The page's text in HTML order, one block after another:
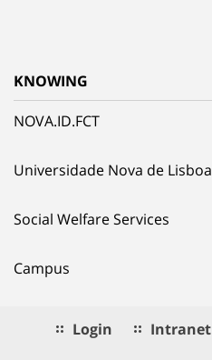
KNOWING
NOVA.ID.FCT
Universidade Nova de Lisboa
Social Welfare Services
Campus
Login Intranet